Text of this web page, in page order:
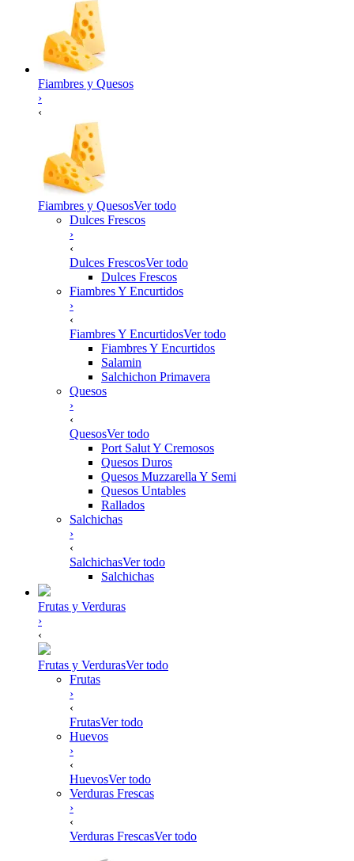
Fiambres y Quesos
›
‹
Fiambres y QuesosVer todo
Dulces Frescos
›
‹
Dulces FrescosVer todo
Dulces Frescos
Fiambres Y Encurtidos
›
‹
Fiambres Y EncurtidosVer todo
Fiambres Y Encurtidos
Salamin
Salchichon Primavera
Quesos
›
‹
QuesosVer todo
Port Salut Y Cremosos
Quesos Duros
Quesos Muzzarella Y Semi
Quesos Untables
Rallados
Salchichas
›
‹
SalchichasVer todo
Salchichas
Frutas y Verduras
›
‹
Frutas y VerdurasVer todo
Frutas
›
‹
FrutasVer todo
Huevos
›
‹
HuevosVer todo
Verduras Frescas
›
‹
Verduras FrescasVer todo